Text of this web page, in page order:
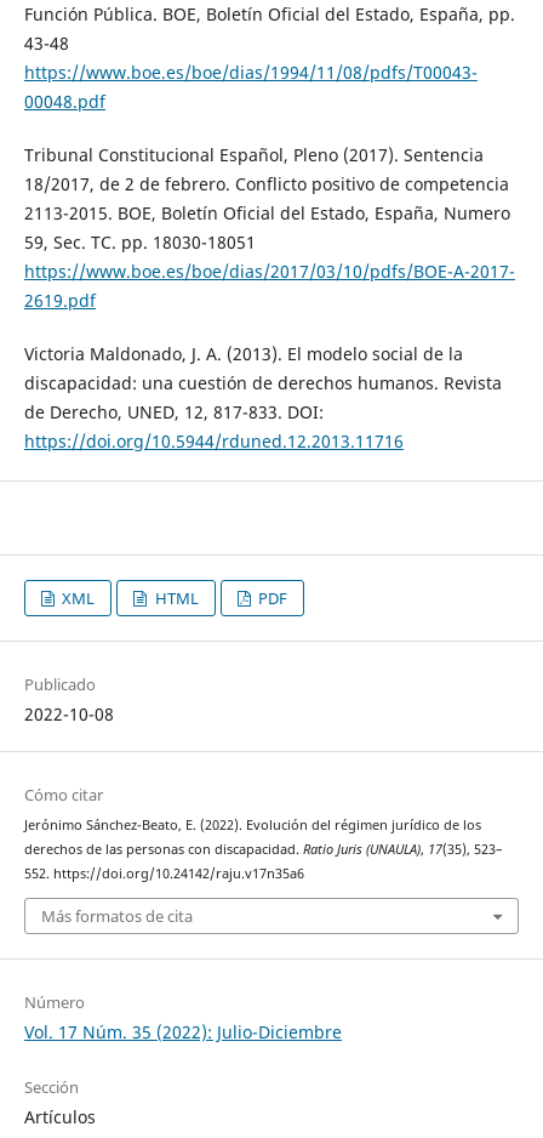
Función Pública. BOE, Boletín Oficial del Estado, España, pp.
43-48
https://www.boe.es/boe/dias/1994/11/08/pdfs/T00043-
00048.pdf
Tribunal Constitucional Español, Pleno (2017). Sentencia
18/2017, de 2 de febrero. Conflicto positivo de competencia
2113-2015. BOE, Boletín Oficial del Estado, España, Numero
59, Sec. TC. pp. 18030-18051
https://www.boe.es/boe/dias/2017/03/10/pdfs/BOE-A-2017-
2619.pdf
Victoria Maldonado, J. A. (2013). El modelo social de la
discapacidad: una cuestión de derechos humanos. Revista
de Derecho, UNED, 12, 817-833. DOI:
https://doi.org/10.5944/rduned.12.2013.11716
XML HTML PDF
Publicado
2022-10-08
Cómo citar
Jerónimo Sánchez-Beato, E. (2022). Evolución del régimen jurídico de los
derechos de las personas con discapacidad. Ratio Juris (UNAULA), 17(35), 523–
552. https://doi.org/10.24142/raju.v17n35a6
Más formatos de cita
Número
Vol. 17 Núm. 35 (2022): Julio-Diciembre
Sección
Artículos